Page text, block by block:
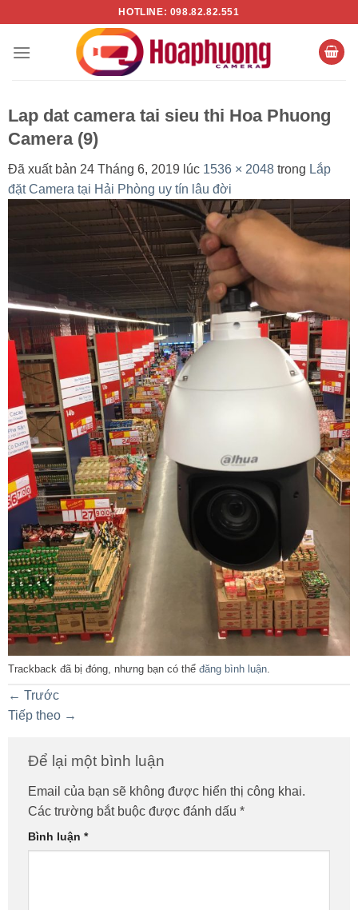
nội
HOTLINE: 098.82.82.551
Lap dat camera tai sieu thi Hoa Phuong
Camera (9)
Đã xuất bản 24 Tháng 6, 2019 lúc 1536 × 2048 trong Lắp
đặt Camera tại Hải Phòng uy tín lâu đời
Trackback đã bị đóng, nhưng bạn có thể đăng bình luận.
← Trước
Tiếp theo →
Để lại một bình luận
Email của bạn sẽ không được hiển thị công khai.
Các trường bắt buộc được đánh dấu *
Bình luận *